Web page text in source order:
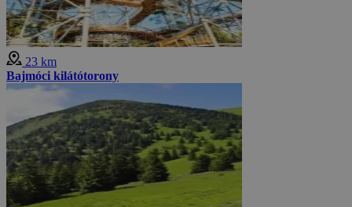
23 km
Bajmóci kilátótorony